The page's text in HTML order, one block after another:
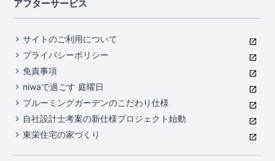
山梨県
静岡県
滋賀県
京都府
中国・四国
岡山県
広島県
九州・沖縄
福岡県
熊本県
コストパフォーマンスに自信
充実のアフターサポート
第三者評価によるお墨付き
家づくりのプロにも選ばれるブルーミングガーデン
住んでみるとじわじわ伝わる暮らしやすさへのこだわり
自社一貫体制
ご紹介制度のご案内
東栄INDEX（用語集）
アフターサービス
サイトのご利用について
プライバシーポリシー
免責事項
niwaで過ごす 庭曜日
ブルーミングガーデンのこだわり仕様
自社設計士考案の新仕様プロジェクト始動
東栄住宅の家づくり